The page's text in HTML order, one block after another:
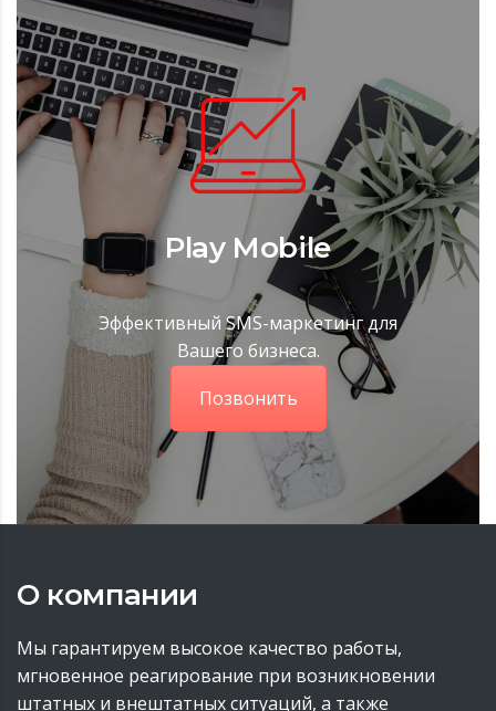
Play Mobile
Эффективный SMS-маркетинг для
Вашего бизнеса.
Позвонить
О компании
Мы гарантируем высокое качество работы,
мгновенное реагирование при возникновении
штатных и внештатных ситуаций, а также